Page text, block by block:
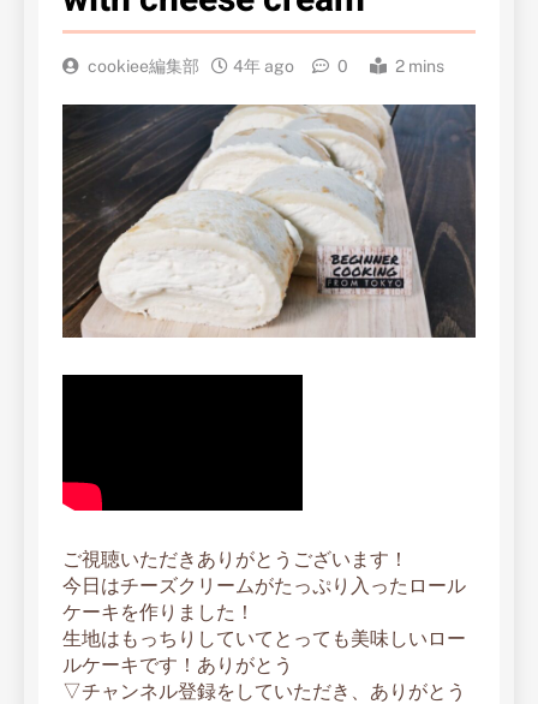
cookiee編集部 4年 ago 0 2 mins
ご視聴いただきありがとうございます！
今日はチーズクリームがたっぷり入ったロール
ケーキを作りました！
生地はもっちりしていてとっても美味しいロー
ルケーキです！ありがとう
▽チャンネル登録をしていただき、ありがとう